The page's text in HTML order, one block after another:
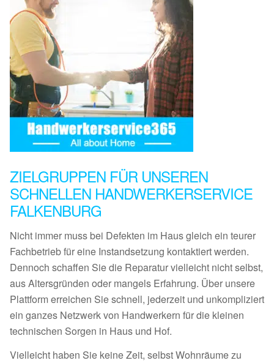
ZIELGRUPPEN FÜR UNSEREN
SCHNELLEN HANDWERKERSERVICE
FALKENBURG
Nicht immer muss bei Defekten im Haus gleich ein teurer
Fachbetrieb für eine Instandsetzung kontaktiert werden.
Dennoch schaffen Sie die Reparatur vielleicht nicht selbst,
aus Altersgründen oder mangels Erfahrung. Über unsere
Plattform erreichen Sie schnell, jederzeit und unkompliziert
ein ganzes Netzwerk von Handwerkern für die kleinen
technischen Sorgen in Haus und Hof.
Vielleicht haben Sie keine Zeit, selbst Wohnräume zu